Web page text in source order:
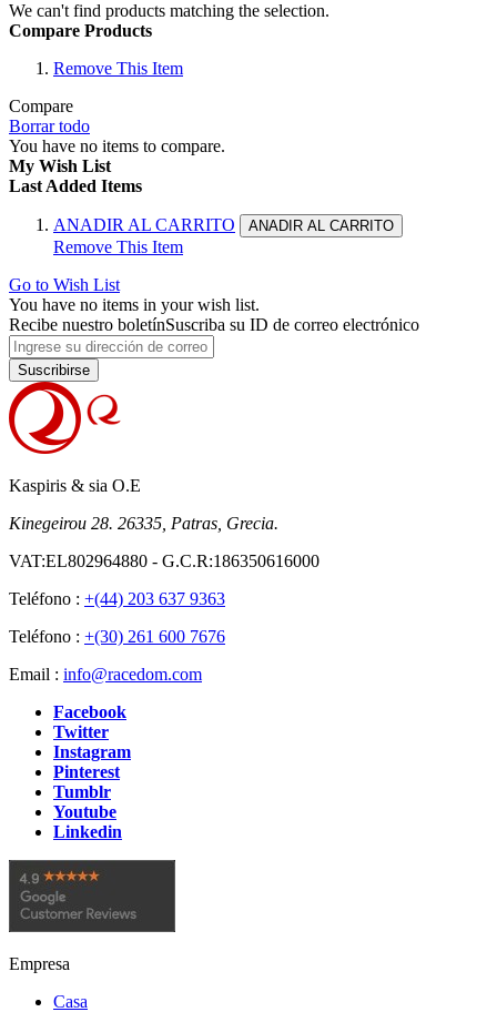
We can't find products matching the selection.
Compare Products
Remove This Item
Compare
Borrar todo
You have no items to compare.
My Wish List
Last Added Items
ANADIR AL CARRITO ANADIR AL CARRITO
Remove This Item
Go to Wish List
You have no items in your wish list.
Recibe nuestro boletínSuscriba su ID de correo electrónico
Suscribirse
Kaspiris & sia O.E
Kinegeirou 28. 26335, Patras, Grecia.
VAT:EL802964880 - G.C.R:186350616000
Teléfono : +(44) 203 637 9363
Teléfono : +(30) 261 600 7676
Email : info@racedom.com
Facebook
Twitter
Instagram
Pinterest
Tumblr
Youtube
Linkedin
Empresa
Casa